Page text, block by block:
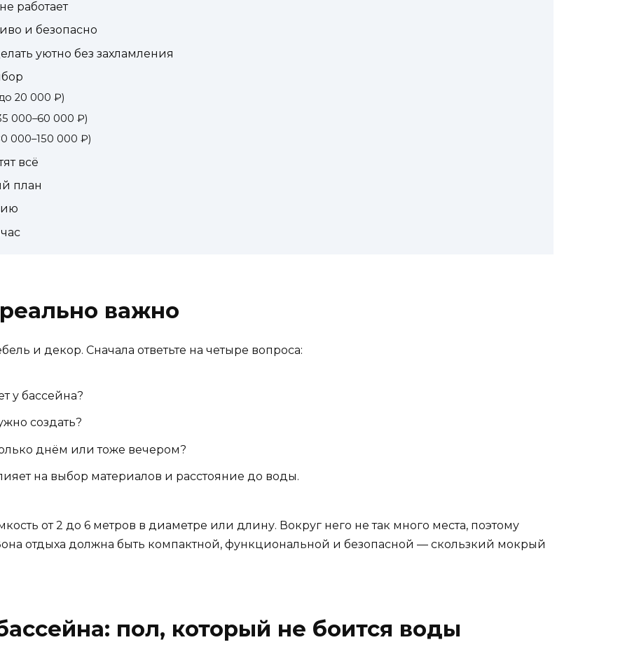
работает
и безопасно
уютно без захламления
20 000 ₽)
000–60 000 ₽)
000–150 000 ₽)
всё
план
важно
и декор. Сначала ответьте на четыре вопроса:
у бассейна?
создать?
днём или тоже вечером?
на выбор материалов и расстояние до воды.
от 2 до 6 метров в диаметре или длину. Вокруг него не так много места, поэтому
отдыха должна быть компактной, функциональной и безопасной — скользкий мокрый
пол, который не боится воды